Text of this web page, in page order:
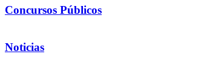
Concursos Públicos
Noticias